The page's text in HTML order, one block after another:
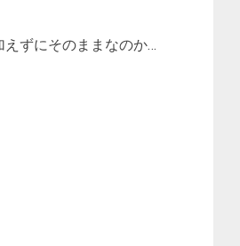
ずにそのままなのか…